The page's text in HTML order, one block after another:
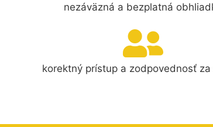
nezáväzná a bezplatná
korektný prístup a zodpovednosť